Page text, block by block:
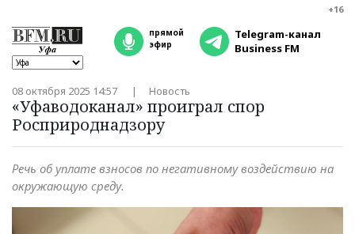
+16
прямой
эфир
Telegram-канал
Business FM
08 октября 2025 14:57 Новость
«Уфаводоканал» проиграл спор
Росприроднадзору
Речь об уплате взносов по негативному воздействию на
окружающую среду.